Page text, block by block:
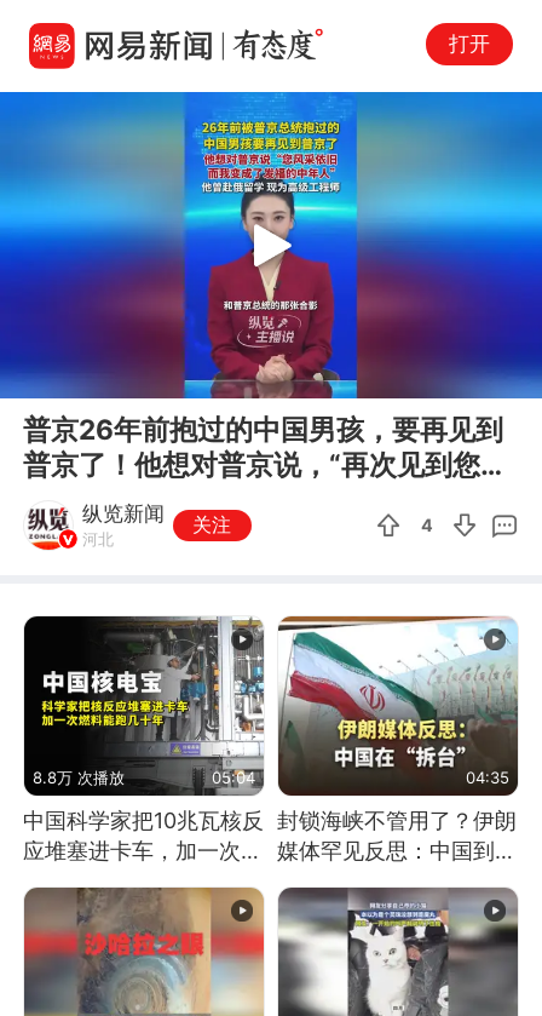
打开
00:00
Play
普京26年前抱过的中国男孩，要再见到
普京了！他想对普京说，“再次见到您，
您风采依旧，而我已从小男孩变...
纵览新闻
河北
关注 4
8.8万 次播放 05:04
中国科学家把10兆瓦核反
应堆塞进卡车，加一次燃
料能跑几十年
04:35
封锁海峡不管用了？伊朗
媒体罕见反思：中国到底
是不是在"拆台"